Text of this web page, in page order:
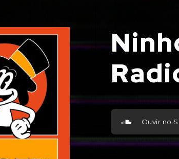
Ouvir no